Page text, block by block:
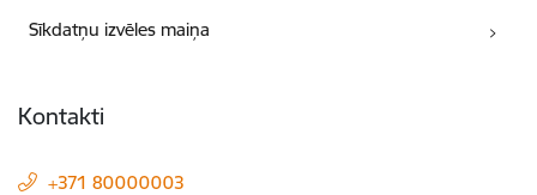
Sīkdatņu izvēles maiņa
Kontakti
+371 80000003